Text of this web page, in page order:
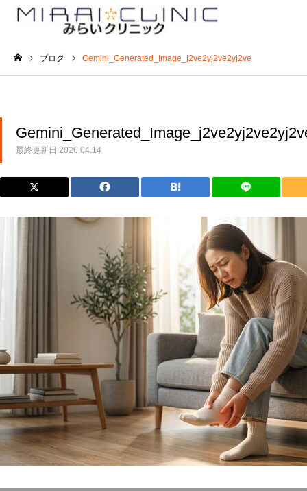
ブログ Gemini_Generated_Image_j2ve2yj2ve2yj2ve
最終更新日 2026.04.14